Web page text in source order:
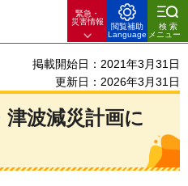
緊急・
災害情報
閲覧補助
Language
検索
メニュー
掲載開始日：2021年3月31日
更新日：2026年3月31日
津波減災計画に